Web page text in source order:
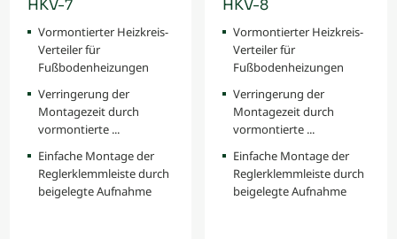
HKV-7
Vormontierter Heizkreis-
Verteiler für
Fußbodenheizungen
Verringerung der
Montagezeit durch
vormontierte ...
Einfache Montage der
Reglerklemmleiste durch
beigelegte Aufnahme
HKV-8
Vormontierter Heizkreis-
Verteiler für
Fußbodenheizungen
Verringerung der
Montagezeit durch
vormontierte ...
Einfache Montage der
Reglerklemmleiste durch
beigelegte Aufnahme